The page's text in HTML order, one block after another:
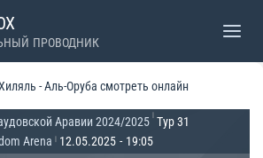
ПРОВОДНИК
- Аль-Оруба смотреть онлайн
Аравии 2024/2025 Тур 31
Arena
12.05.2025 - 19:05